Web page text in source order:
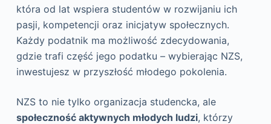
która od lat wspiera studentów w rozwijaniu ich
pasji, kompetencji oraz inicjatyw społecznych.
Każdy podatnik ma możliwość zdecydowania,
gdzie trafi część jego podatku – wybierając NZS,
inwestujesz w przyszłość młodego pokolenia.
NZS to nie tylko organizacja studencka, ale
społeczność aktywnych młodych ludzi, którzy